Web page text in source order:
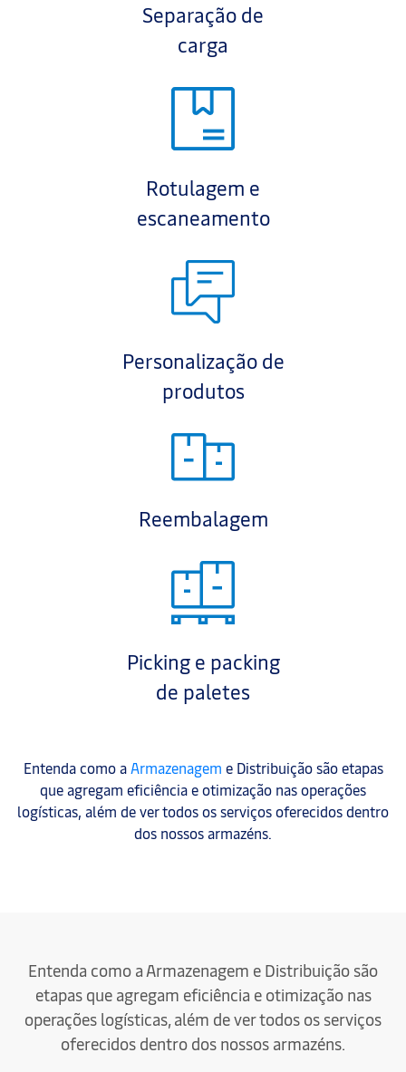
Separação de
carga
Rotulagem e
escaneamento
Personalização de
produtos
Reembalagem
Picking e packing
de paletes
Entenda como aArmazenagem e Distribuição são etapas
que agregam eficiência e otimização nas operações
logísticas, além de ver todos os serviços oferecidos dentro
dos nossos armazéns.
Entenda como a Armazenagem e Distribuição são
etapas que agregam eficiência e otimização nas
operações logísticas, além de ver todos os serviços
oferecidos dentro dos nossos armazéns.